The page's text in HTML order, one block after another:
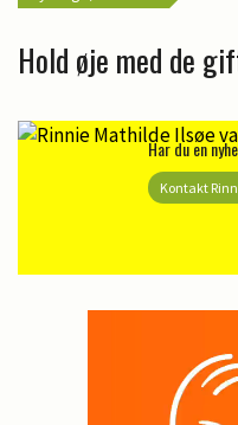
Hold øje med de
Har du en
Kontakt